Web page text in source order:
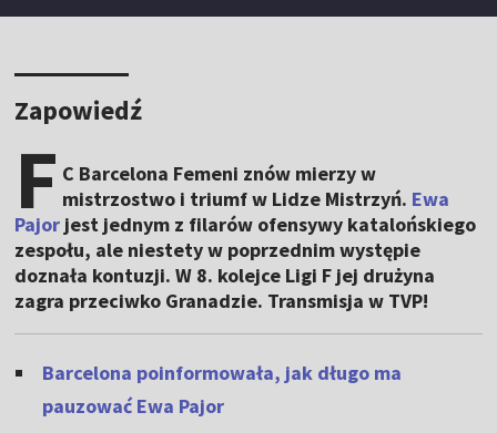
Zapowiedź
F C Barcelona Femeni znów mierzy w
mistrzostwo i triumf w Lidze Mistrzyń. Ewa
Pajor jest jednym z filarów ofensywy katalońskiego
zespołu, ale niestety w poprzednim występie
doznała kontuzji. W 8. kolejce Ligi F jej drużyna
zagra przeciwko Granadzie. Transmisja w TVP!
Barcelona poinformowała, jak długo ma
pauzować Ewa Pajor